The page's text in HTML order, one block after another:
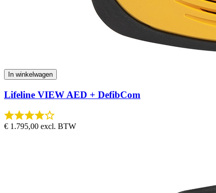
In winkelwagen
Lifeline VIEW AED + DefibCom
€ 1.795,00 excl. BTW